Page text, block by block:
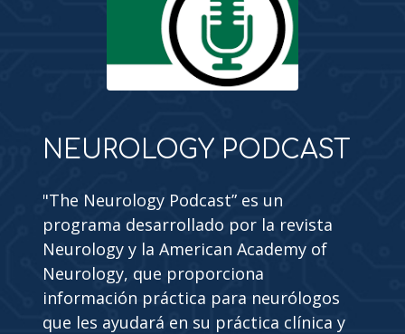
NEUROLOGY PODCAST
"The Neurology Podcast” es un
programa desarrollado por la revista
Neurology y la American Academy of
Neurology, que proporciona
información práctica para neurólogos
que les ayudará en su práctica clínica y